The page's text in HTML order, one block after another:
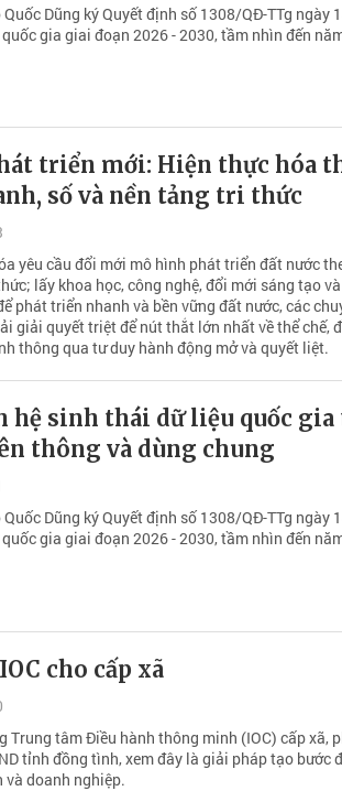
Quốc Dũng ký Quyết định số 1308/QĐ-TTg ngày
gia giai đoạn 2026 - 2030, tầm nhìn đến
triển mới: Hiện thực hóa
số và nền tảng tri thức
yêu cầu đổi mới mô hình phát triển đất nước
lấy khoa học, công nghệ, đổi mới sáng tạo
phát triển nhanh và bền vững đất nước, các
giải quyết triệt để nút thắt lớn nhất về thể chế,
thông qua tư duy hành động mở và quyết liệt.
hệ sinh thái dữ liệu quốc gia
thông và dùng chung
Quốc Dũng ký Quyết định số 1308/QĐ-TTg ngày
gia giai đoạn 2026 - 2030, tầm nhìn đến
cho cấp xã
Trung tâm Điều hành thông minh (IOC) cấp xã,
tỉnh đồng tình, xem đây là giải pháp tạo bước
và doanh nghiệp.